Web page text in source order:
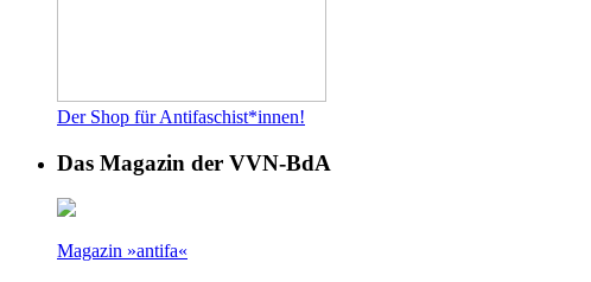
Der Shop für Antifaschist*innen!
Das Magazin der VVN-BdA
Magazin »antifa«